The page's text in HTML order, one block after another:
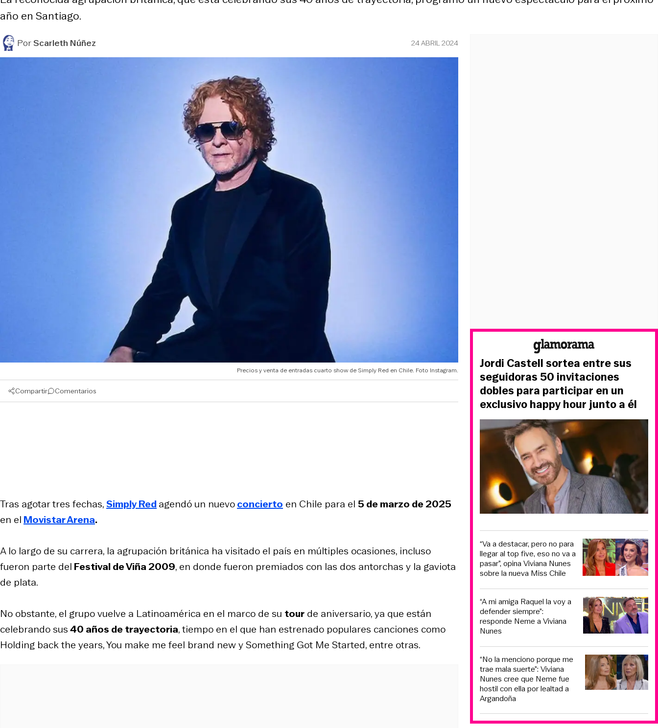
año en Santiago.
PorScarleth Núñez 24 ABRIL 2024
Precios y venta de entradas cuarto show de Simply Red en Chile. Foto Instagram.
Compartir Comentarios
Tras agotar tres fechas,Simply Redagendó un nuevoconcierto en Chile para el 5 de marzo de 2025
en el Movistar Arena.
A lo largo de su carrera, la agrupación británica ha visitado el país en múltiples ocasiones, incluso
fueron parte del Festival de Viña 2009, en donde fueron premiados con las dos antorchas y la gaviota
de plata.
No obstante, el grupo vuelve a Latinoamérica en el marco de su tour de aniversario, ya que están
celebrando sus40 años de trayectoria, tiempo en el que han estrenado populares canciones como
Holding back the years, You make me feel brand newySomething Got Me Started, entre otras.
Jordi Castell sortea entre sus
seguidoras 50 invitaciones
dobles para participar en un
exclusivo happy hour junto a él
“Va a destacar, pero no para
llegar al top five, eso no va a
pasar”, opina Viviana Nunes
sobre la nueva Miss Chile
“A mi amiga Raquel la voy a
defender siempre”:
responde Neme a Viviana
Nunes
“No la menciono porque me
trae mala suerte”: Viviana
Nunes cree que Neme fue
hostil con ella por lealtad a
Argandoña